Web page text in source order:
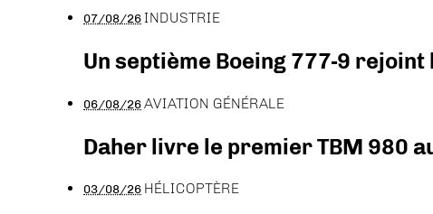
07/08/26INDUSTRIE
Un septième Boeing 777-9
06/08/26AVIATION GÉNÉRALE
Daher livre le premier TBM 980
03/08/26 HÉLICOPTÈRE